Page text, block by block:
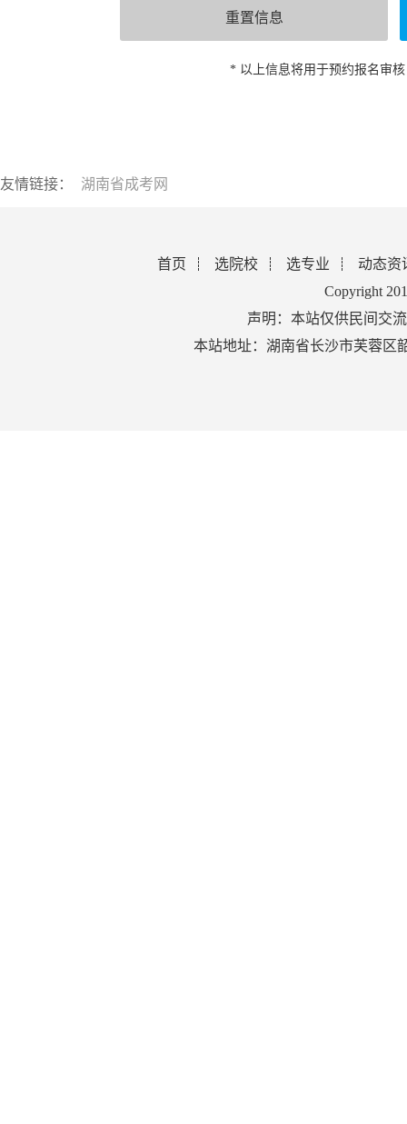
* 以上信息将用于预约报名审
友情链接： 湖南省成考网
首页 选院校 选专业
动态资
Copyright
声明：本站仅供民间交
本站地址：湖南省长沙市芙蓉区